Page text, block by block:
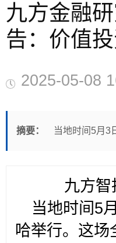
九方金融
告：价值
2025-05-
摘要： 当地时间5月3
九方
当地时间5
哈举行。这场